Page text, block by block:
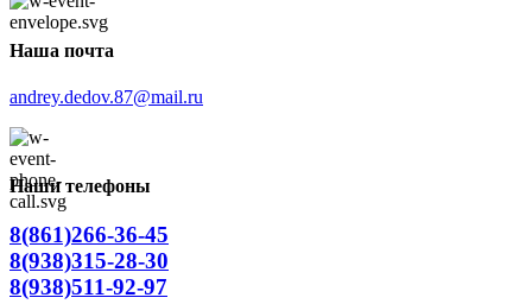
Наша почта
andrey.dedov.87@mail.ru
Наши телефоны
8(861)266-36-45
8(938)315-28-30
8(938)511-92-97